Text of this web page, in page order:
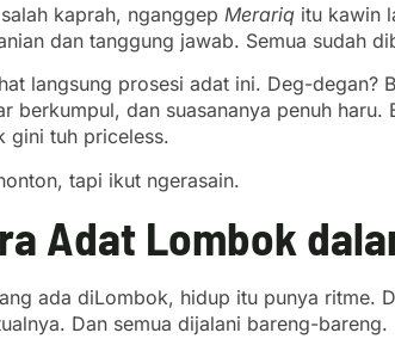
kaprah, nganggep Merariq itu kawin
dan tanggung jawab. Semua sudah
langsung prosesi adat ini. Deg-degan?
berkumpul, dan suasananya penuh
gini tuh priceless.
tapi ikut ngerasain.
Adat Lombok
ada diLombok, hidup itu punya ritme.
Dan semua dijalani bareng-bareng.